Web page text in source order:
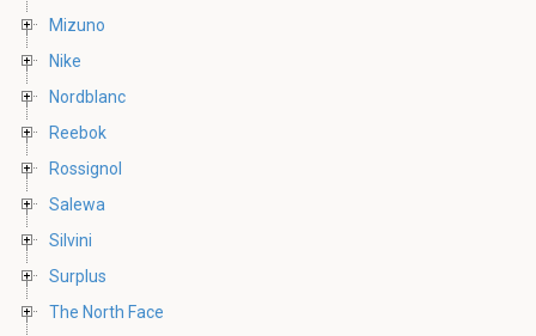
Mizuno
Nike
Nordblanc
Reebok
Rossignol
Salewa
Silvini
Surplus
The North Face